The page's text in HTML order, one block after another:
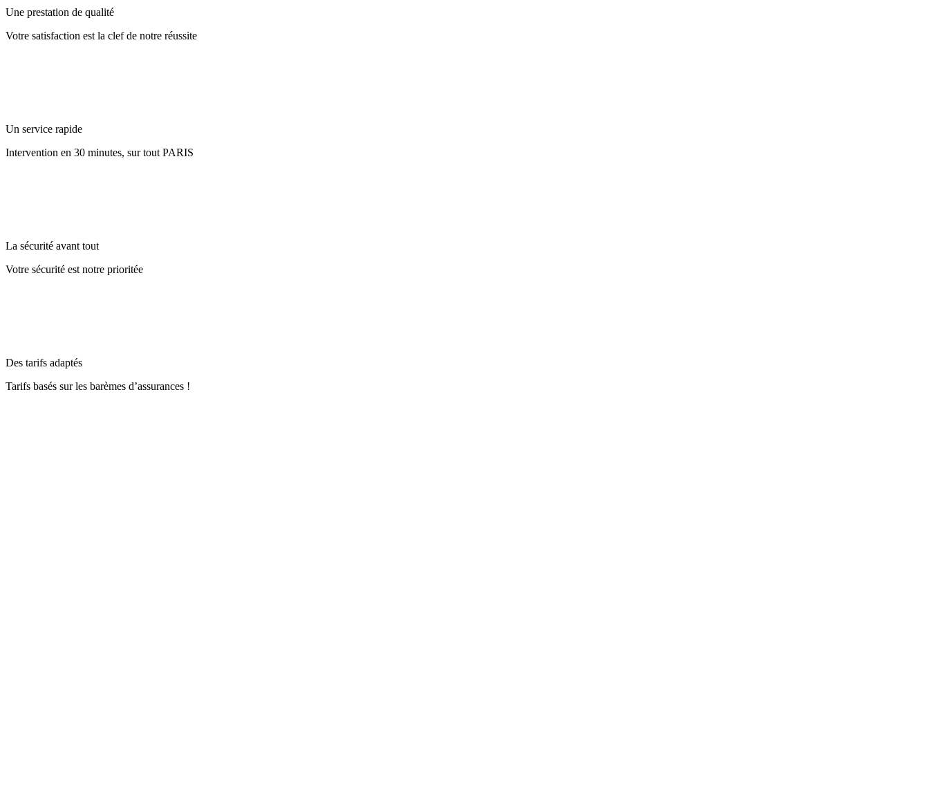
Une prestation de qualité
Votre satisfaction est la clef de notre réussite
Un service rapide
Intervention en 30 minutes, sur tout PARIS
La sécurité avant tout
Votre sécurité est notre prioritée
Des tarifs adaptés
Tarifs basés sur les barèmes d’assurances !